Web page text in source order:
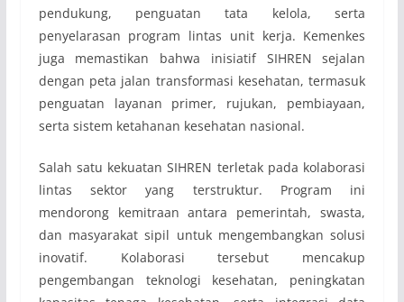
pendukung, penguatan tata kelola, serta
penyelarasan program lintas unit kerja. Kemenkes
juga memastikan bahwa inisiatif SIHREN sejalan
dengan peta jalan transformasi kesehatan, termasuk
penguatan layanan primer, rujukan, pembiayaan,
serta sistem ketahanan kesehatan nasional.
Salah satu kekuatan SIHREN terletak pada kolaborasi
lintas sektor yang terstruktur. Program ini
mendorong kemitraan antara pemerintah, swasta,
dan masyarakat sipil untuk mengembangkan solusi
inovatif. Kolaborasi tersebut mencakup
pengembangan teknologi kesehatan, peningkatan